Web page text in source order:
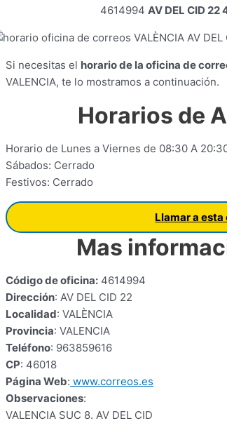
4614994 AV DEL CID 22
Si necesitas el horario de la oficina de
VALENCIA, te lo mostramos a continuación.
Horarios de
Horario de Lunes a Viernes de 08:30 A
Sábados: Cerrado
Festivos: Cerrado
Llamar a
Mas
Código de oficina: 4614994
Dirección: AV DEL CID 22
Localidad: VALÈNCIA
Provincia: VALENCIA
Teléfono: 963859616
CP: 46018
Página Web: www.correos.es
Observaciones:
VALENCIA SUC 8. AV DEL CID